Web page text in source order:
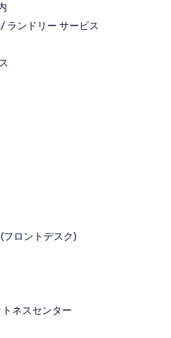
ランドリー サービス
フロントデスク)
ネスセンター